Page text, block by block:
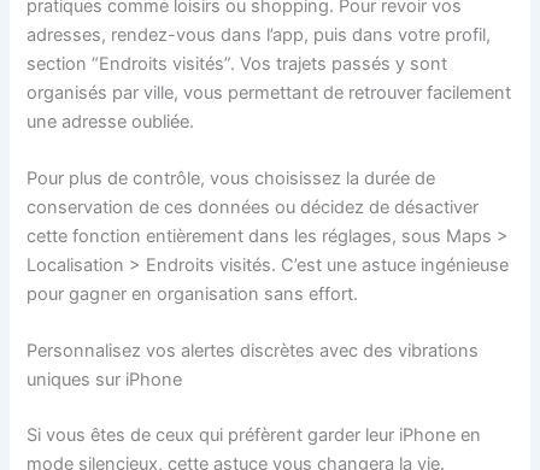
pratiques comme loisirs ou shopping. Pour revoir vos
adresses, rendez-vous dans l’app, puis dans votre profil,
section “Endroits visités”. Vos trajets passés y sont
organisés par ville, vous permettant de retrouver facilement
une adresse oubliée.
Pour plus de contrôle, vous choisissez la durée de
conservation de ces données ou décidez de désactiver
cette fonction entièrement dans les réglages, sous Maps >
Localisation > Endroits visités. C’est une astuce ingénieuse
pour gagner en organisation sans effort.
Personnalisez vos alertes discrètes avec des vibrations
uniques sur iPhone
Si vous êtes de ceux qui préfèrent garder leur iPhone en
mode silencieux, cette astuce vous changera la vie.